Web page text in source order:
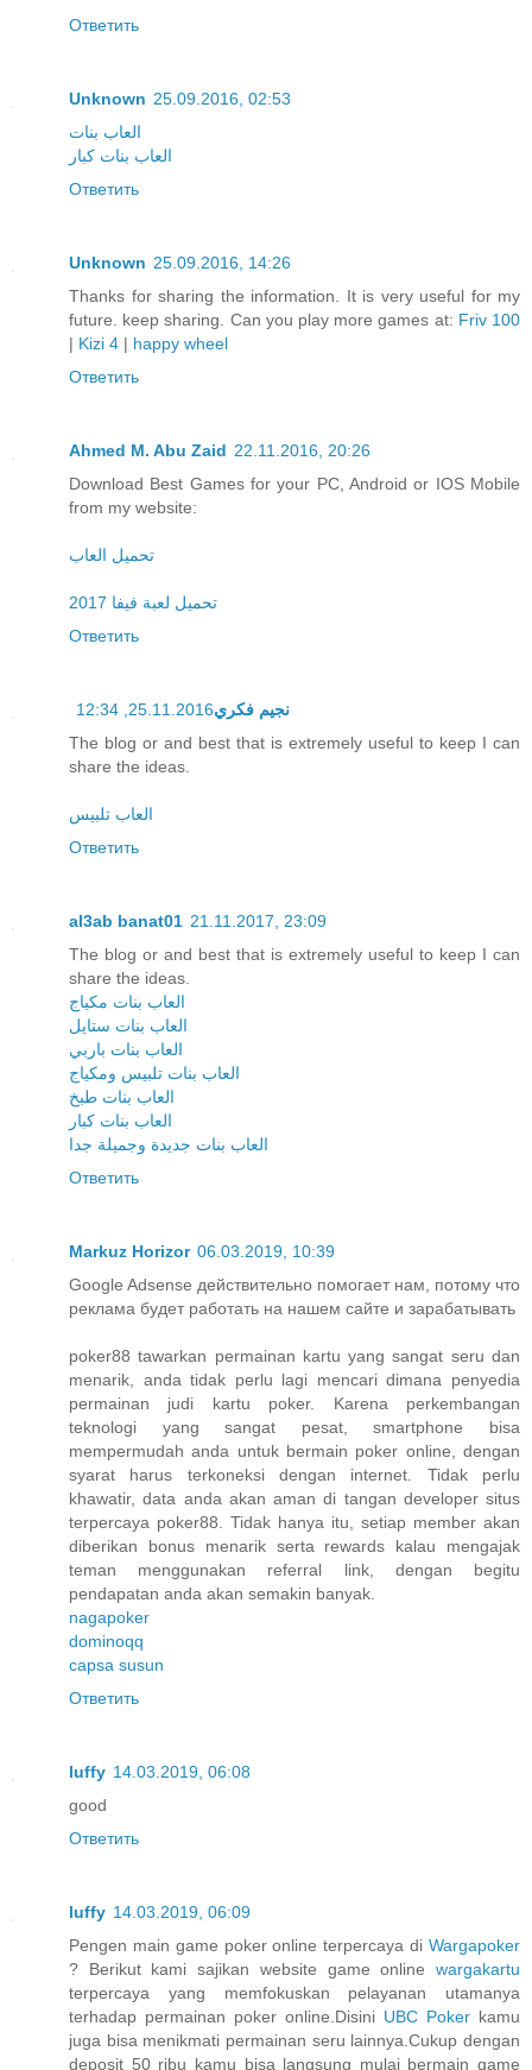
Ответить
Unknown 25.09.2016, 02:53
العاب بنات
العاب بنات كبار
Ответить
Unknown 25.09.2016, 14:26
Thanks for sharing the information. It is very useful for my
future. keep sharing. Can you play more games at: Friv 100
| Kizi 4 | happy wheel
Ответить
Ahmed M. Abu Zaid 22.11.2016, 20:26
Download Best Games for your PC, Android or IOS Mobile
from my website:
تحميل العاب
تحميل لعبة فيفا 2017
Ответить
نجيم فكري25.11.2016, 12:34
The blog or and best that is extremely useful to keep I can
share the ideas.
العاب تلبيس
Ответить
al3ab banat01 21.11.2017, 23:09
The blog or and best that is extremely useful to keep I can
share the ideas.
العاب بنات مكياج
العاب بنات ستايل
العاب بنات باربي
العاب بنات تلبيس ومكياج
العاب بنات طبخ
العاب بنات كبار
العاب بنات جديدة وجميلة جدا
Ответить
Markuz Horizor 06.03.2019, 10:39
Google Adsense действительно помогает нам, потому что
реклама будет работать на нашем сайте и зарабатывать
poker88 tawarkan permainan kartu yang sangat seru dan
menarik, anda tidak perlu lagi mencari dimana penyedia
permainan judi kartu poker. Karena perkembangan
teknologi yang sangat pesat, smartphone bisa
mempermudah anda untuk bermain poker online, dengan
syarat harus terkoneksi dengan internet. Tidak perlu
khawatir, data anda akan aman di tangan developer situs
terpercaya poker88. Tidak hanya itu, setiap member akan
diberikan bonus menarik serta rewards kalau mengajak
teman menggunakan referral link, dengan begitu
pendapatan anda akan semakin banyak.
nagapoker
dominoqq
capsa susun
Ответить
luffy 14.03.2019, 06:08
good
Ответить
luffy 14.03.2019, 06:09
Pengen main game poker online terpercaya di Wargapoker
? Berikut kami sajikan website game online wargakartu
terpercaya yang memfokuskan pelayanan utamanya
terhadap permainan poker online.Disini UBC Poker kamu
juga bisa menikmati permainan seru lainnya.Cukup dengan
deposit 50 ribu kamu bisa langsung mulai bermain game